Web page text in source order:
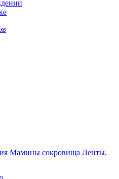
Мамины сокровища Ленты,